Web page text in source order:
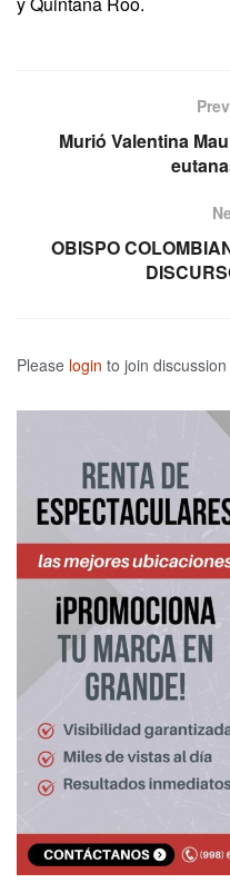
Murió Valentina
OBISPO
Please login to join discussion